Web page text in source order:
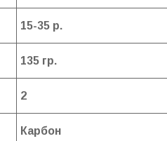
15-35 р.
135 гр.
2
Карбон